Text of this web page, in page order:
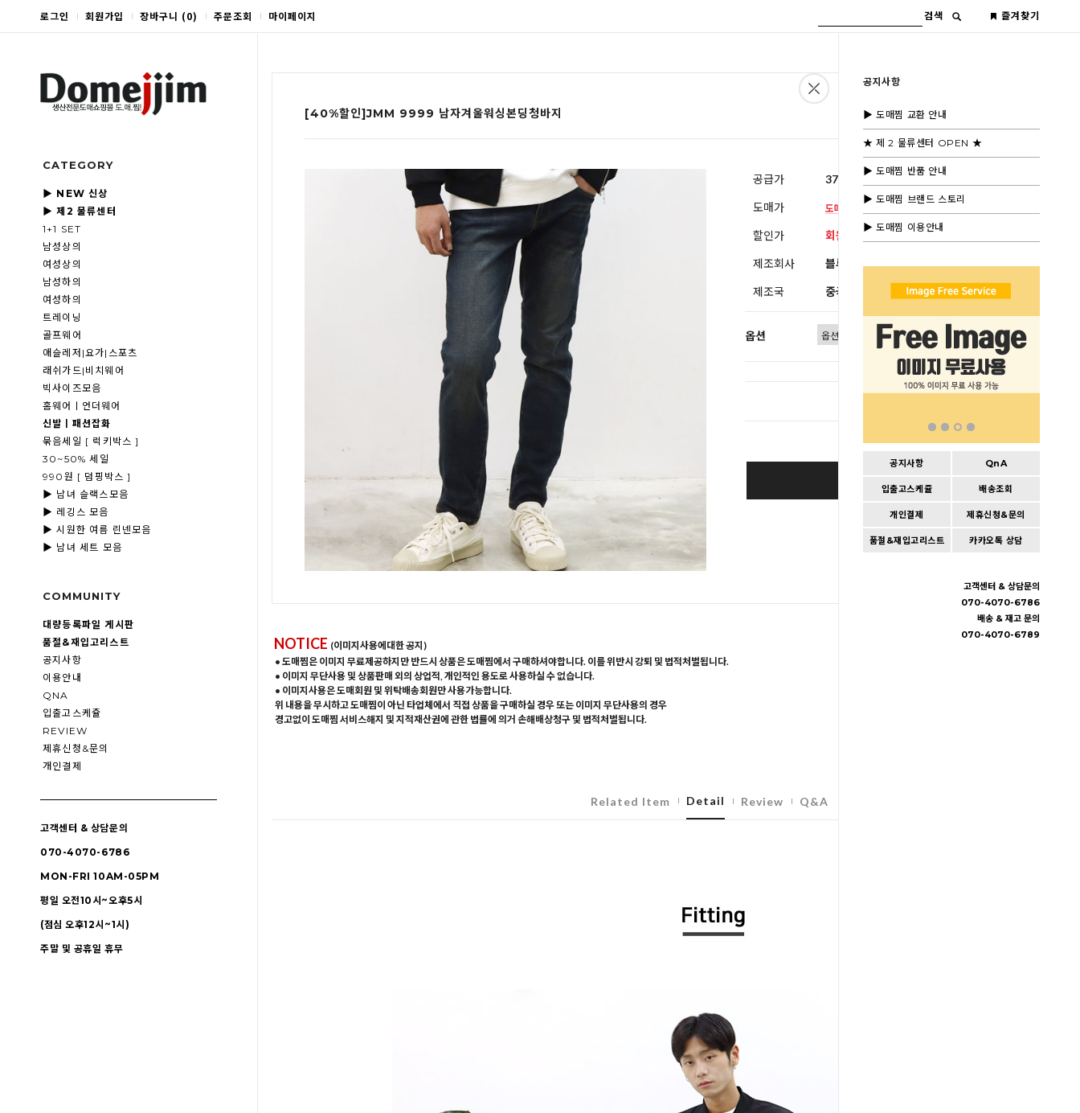
로그인 회원가입 장바구니 (0) 주문조회 마이페이지 검색 즐겨찾기
CATEGORY
▶ NEW 신상
▶ 제2 물류센터
1+1 SET
남성상의
여성상의
남성하의
여성하의
트레이닝
골프웨어
애슬레저|요가|스포츠
래쉬가드|비치웨어
빅사이즈모음
홈웨어ㅣ언더웨어
신발ㅣ패션잡화
묶음세일 [ 럭키박스 ]
30~50% 세일
990원 [ 덤핑박스 ]
▶ 남녀 슬랙스모음
▶ 레깅스 모음
▶ 시원한 여름 린넨모음
▶ 남녀 세트 모음
COMMUNITY
대량등록파일 게시판
품절&재입고리스트
공지사항
이용안내
QNA
입출고스케쥴
REVIEW
제휴신청&문의
개인결제
고객센터 & 상담문의
070-4070-6786
MON-FRI 10AM-05PM
평일 오전10시~오후5시
(점심 오후12시~1시)
주말 및 공휴일 휴무
공지사항
▶ 도매찜 교환 안내
★ 제 2 물류센터 OPEN ★
▶ 도매찜 반품 안내
▶ 도매찜 브랜드 스토리
▶ 도매찜 이용안내
공지사항 QnA
입출고스케쥴 배송조회
개인결제 제휴신청&문의
품절&재입고리스트 카카오톡 상담
고객센터 & 상담문의
070-4070-6786
배송 & 재고 문의
070-4070-6789
[40%할인]JMM 9999 남자겨울워싱본딩청바지
공급가 37,000원(부가세별도)
도매가
할인가 회원공개
제조회사 블루모드
제조국 중국
옵션
BUY IT NOW
Cart | Wishlist
NOTICE (이미지사용에대한 공지)
• 도매찜은 이미지 무료제공하지만 반드시 상품은 도매찜에서 구매하셔야합니다. 이를 위반시 강퇴 및 법적처벌됩니다.
• 이미지 무단사용 및 상품판매 외의 상업적, 개인적인 용도로 사용하실 수 없습니다.
• 이미지사용은 도매회원 및 위탁배송회원만 사용가능합니다.
위 내용을 무시하고 도매찜이 아닌 타업체에서 직접 상품을 구매하실 경우 또는 이미지 무단사용의 경우
경고없이 도매찜 서비스해지 및 지적재산권에 관한 법률에 의거 손해배상청구 및 법적처벌됩니다.
Related Item Detail Review Q&A